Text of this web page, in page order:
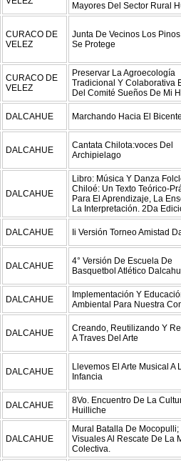
Mayores Del Sector Rural
CURACO DE
VELEZ
Junta De Vecinos Los
Se Protege
CURACO DE
VELEZ
Preservar La Agroecología
Tradicional Y Colaborativa
Del Comité Sueños De Mi
DALCAHUE Marchando Hacia El
DALCAHUE
Cantata Chilota:voces Del
Archipielago
DALCAHUE
Libro: Música Y Danza
Chiloé: Un Texto Teórico-
Para El Aprendizaje, La
La Interpretación. 2Da
DALCAHUE Ii Versión Torneo Amistad
DALCAHUE
4° Versión De Escuela De
Basquetbol Atlético
DALCAHUE
Implementación Y
Ambiental Para Nuestra
DALCAHUE
Creando, Reutilizando Y
A Traves Del Arte
DALCAHUE
Llevemos El Arte Musical A
Infancia
DALCAHUE
8Vo. Encuentro De La
Huilliche
DALCAHUE
Mural Batalla De Mocopulli;
Visuales Al Rescate De La
Colectiva.